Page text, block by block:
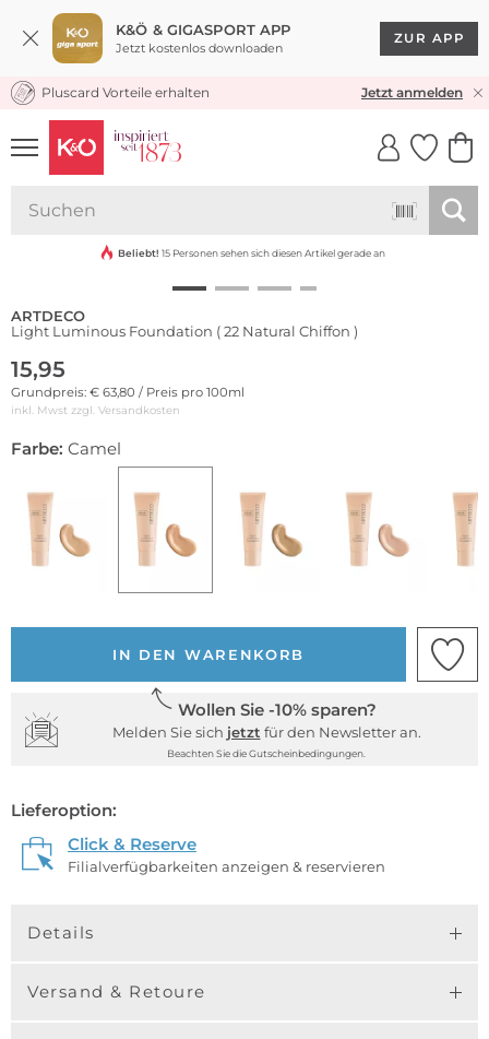
K&Ö & GIGASPORT APP
Jetzt kostenlos downloaden
ZUR APP
KOSTENLOSER VERSAND* & RÜCKVERSAND
Pluscard Vorteile erhalten Jetzt anmelden
UNSERE APP
CLICK &
Beliebt! 15 Personen sehen sich diesen Artikel gerade an
ARTDECO
Light Luminous Foundation ( 22 Natural Chiffon )
15,95
Grundpreis: € 63,80 / Preis pro 100ml
inkl. Mwst zzgl. Versandkosten
Farbe: Camel
IN DEN WARENKORB
Wollen Sie -10% sparen?
Melden Sie sich jetzt für den Newsletter an.
Beachten Sie die Gutscheinbedingungen.
Lieferoption:
Click & Reserve
Filialverfügbarkeiten anzeigen & reservieren
Details
Versand & Retoure